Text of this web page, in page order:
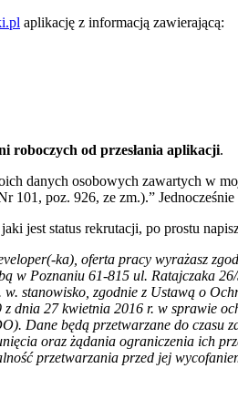
aplikację z informacją zawierającą:
roboczych od przesłania aplikacji.
danych osobowych zawartych w
poz. 926, ze zm.).”
jest status rekrutacji, po prostu
ka), oferta pracy wyrażasz
w Poznaniu 61-815 ul. Ratajczaka
stanowisko, zgodnie z Ustawą o
dnia 27 kwietnia 2016 r. w sprawie
Dane będą przetwarzane do czasu
oraz żądania ograniczenia ich
przetwarzania przed jej